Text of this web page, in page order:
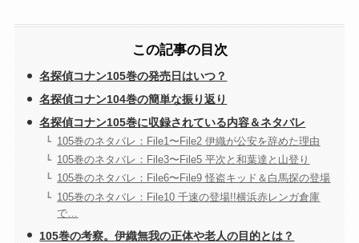
この記事の目次
名探偵コナン105巻の発売日はいつ？
名探偵コナン104巻の簡単な振り返り
名探偵コナン105巻に収録されている内容＆ネタバレ
105巻のネタバレ：File1〜File2 伊織が公安を辞めた理由
105巻のネタバレ：File3〜File5 平次と和葉達と山登り
105巻のネタバレ：File6〜File9 怪盗キッド＆白馬探の登場
105巻のネタバレ：File10 千速の登場!!横浜赤レンガ倉庫
で…
105巻の考察。伊織無我の正体や老人の目的とは？